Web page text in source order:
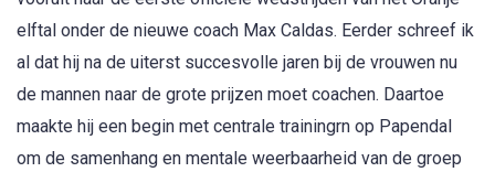
elftal onder de nieuwe coach Max Caldas. Eerder schreef ik
al dat hij na de uiterst succesvolle jaren bij de vrouwen nu
de mannen naar de grote prijzen moet coachen. Daartoe
maakte hij een begin met centrale trainingrn op Papendal
om de samenhang en mentale weerbaarheid van de groep